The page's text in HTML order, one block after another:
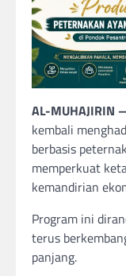
AL-MUHAJIRIN
kembali
berbasis
memperkuat
kemandirian
Program ini
terus
panjang.